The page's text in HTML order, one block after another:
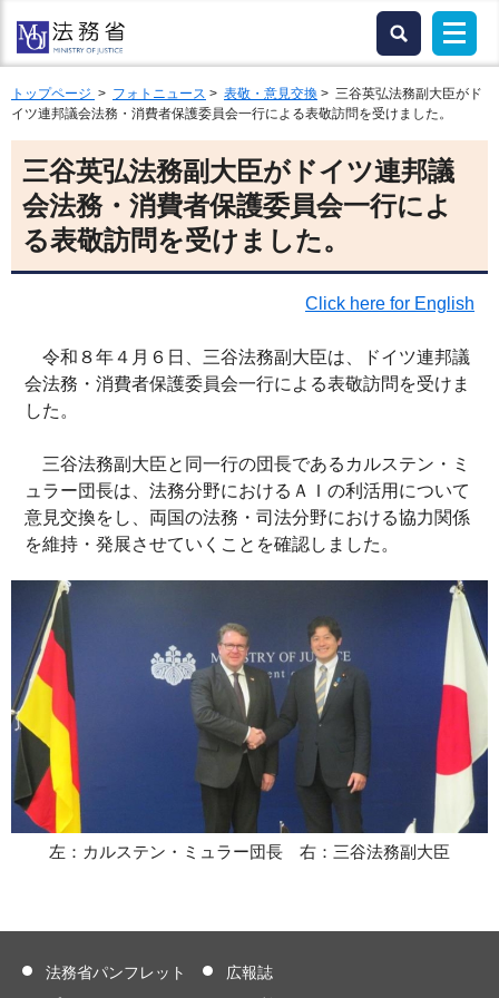
トップページ > フォトニュース > 表敬・意見交換 > 三谷英弘法務副大臣がド
イツ連邦議会法務・消費者保護委員会一行による表敬訪問を受けました。
三谷英弘法務副大臣がドイツ連邦議
会法務・消費者保護委員会一行によ
る表敬訪問を受けました。
Click here for English
令和８年４月６日、三谷法務副大臣は、ドイツ連邦議
会法務・消費者保護委員会一行による表敬訪問を受けま
した。
三谷法務副大臣と同一行の団長であるカルステン・ミ
ュラー団長は、法務分野におけるＡＩの利活用について
意見交換をし、両国の法務・司法分野における協力関係
を維持・発展させていくことを確認しました。
左：カルステン・ミュラー団長 右：三谷法務副大臣
法務省パンフレット
広報誌